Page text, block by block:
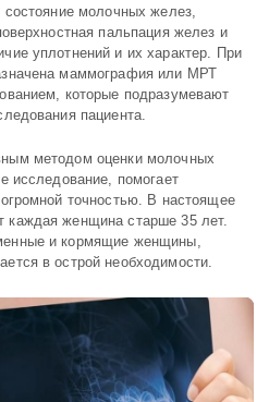
состояние молочных желез,
пальпация желез и
уплотнений и их характер. При
маммография или МРТ
которые подразумевают
пациента.
методом оценки молочных
исследование, помогает
точностью. В настоящее
женщина старше 35 лет.
и кормящие женщины,
в острой необходимости.